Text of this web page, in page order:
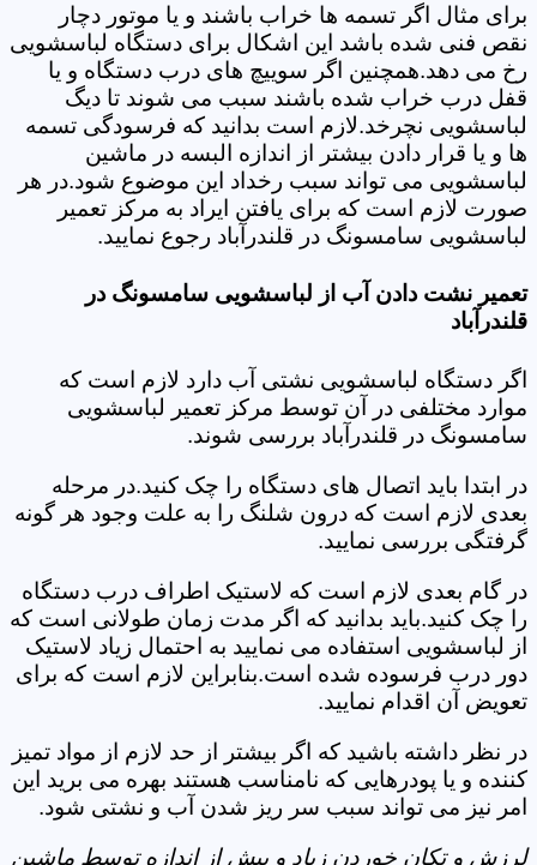
برای مثال اگر تسمه ها خراب باشند و یا موتور دچار
نقص فنی شده باشد این اشکال برای دستگاه لباسشویی
رخ می دهد.همچنین اگر سوییچ های درب دستگاه و یا
قفل درب خراب شده باشند سبب می شوند تا دیگ
لباسشویی نچرخد.لازم است بدانید که فرسودگی تسمه
ها و یا قرار دادن بیشتر از اندازه البسه در ماشین
لباسشویی می تواند سبب رخداد این موضوع شود.در هر
صورت لازم است که برای یافتن ایراد به مرکز تعمیر
لباسشویی سامسونگ در قلندرآباد رجوع نمایید.
تعمیر نشت دادن آب از لباسشویی سامسونگ در
قلندرآباد
اگر دستگاه لباسشویی نشتی آب دارد لازم است که
موارد مختلفی در آن توسط مرکز تعمیر لباسشویی
سامسونگ در قلندرآباد بررسی شوند.
در ابتدا باید اتصال های دستگاه را چک کنید.در مرحله
بعدی لازم است که درون شلنگ را به علت وجود هر گونه
گرفتگی بررسی نمایید.
در گام بعدی لازم است که لاستیک اطراف درب دستگاه
را چک کنید.باید بدانید که اگر مدت زمان طولانی است که
از لباسشویی استفاده می نمایید به احتمال زیاد لاستیک
دور درب فرسوده شده است.بنابراین لازم است که برای
تعویض آن اقدام نمایید.
در نظر داشته باشید که اگر بیشتر از حد لازم از مواد تمیز
کننده و یا پودرهایی که نامناسب هستند بهره می برید این
امر نیز می تواند سبب سر ریز شدن آب و نشتی شود.
لرزش و تکان خوردن زیاد و بیش از اندازه توسط ماشین